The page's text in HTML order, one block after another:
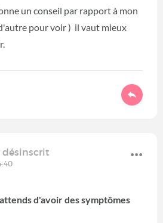
un conseil par rapport à mon
pour voir ) il vaut mieux
d'avoir des symptômes